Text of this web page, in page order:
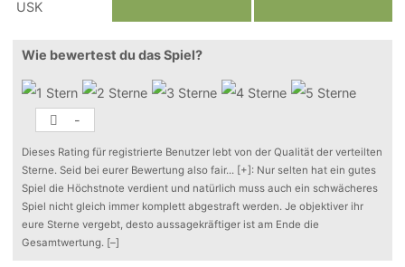
Wie bewertest du das Spiel?
-
Dieses Rating für registrierte Benutzer lebt von der Qualität der verteilten
Sterne. Seid bei eurer Bewertung also fair... [+]: Nur selten hat ein gutes
Spiel die Höchstnote verdient und natürlich muss auch ein schwächeres
Spiel nicht gleich immer komplett abgestraft werden. Je objektiver ihr
eure Sterne vergebt, desto aussagekräftiger ist am Ende die
Gesamtwertung. [–]